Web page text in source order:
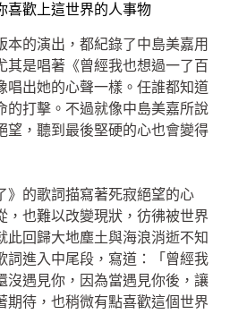
喜歡上這世界的人事物
本的演出，都紀錄了中島美嘉用
其是唱著《曾經我也想過一了百
唱出她的心聲一樣。任誰都知道
的打擊。不過就像中島美嘉所說
望，聽到最後堅硬的心也會變得
》的歌詞描寫著死寂絕望的心
，也難以改變現狀，彷彿被世界
此回歸大地塵土與海浪消逝不知
詞進入中尾段，寫道：「曾經我
沒遇見你，因為當遇見你後，讓
期待，也稍微有點喜歡這個世界